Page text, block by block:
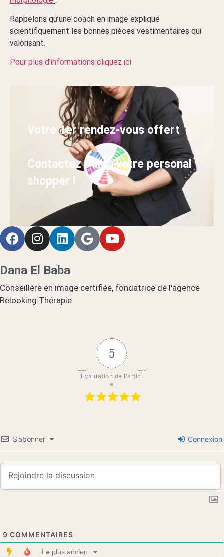
Rappelons qu’une coach en image explique
scientifiquement les bonnes pièces vestimentaires qui
valorisant.
Pour plus d’informations cliquez ici
Votre 1er rendez-vous offert
Contactez Dana, votre personal
shopper !
Dana El Baba
Conseillère en image certifiée, fondatrice de l'agence
Relooking Thérapie
5
Évaluation de l'articl
e
S’abonner Connexion
9 COMMENTAIRES
Le plus ancien